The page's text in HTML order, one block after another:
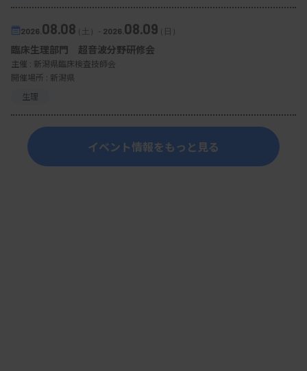
2026. 08.08（土） - 2026. 08.09（日）
臨床生理部門 超音波分野研修会
主催 : 新潟県臨床検査技師会
開催場所 : 新潟県
生理
イベント情報をもっと見る